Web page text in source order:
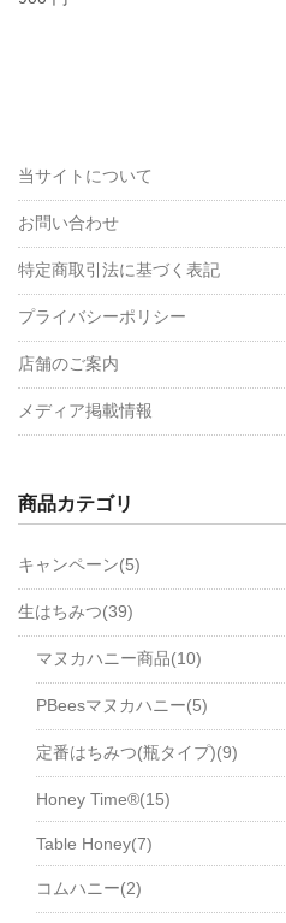
当サイトについて
お問い合わせ
特定商取引法に基づく表記
プライバシーポリシー
店舗のご案内
メディア掲載情報
商品カテゴリ
キャンペーン(5)
生はちみつ(39)
マヌカハニー商品(10)
PBeesマヌカハニー(5)
定番はちみつ(瓶タイプ)(9)
Honey Time®(15)
Table Honey(7)
コムハニー(2)